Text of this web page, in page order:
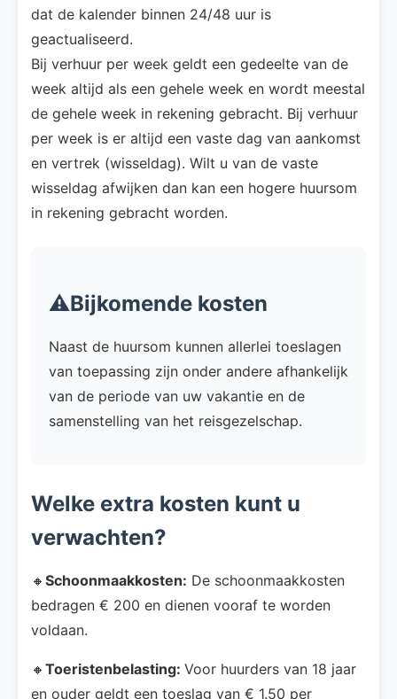
dat de kalender binnen 24/48 uur is
geactualiseerd.
Bij verhuur per week geldt een gedeelte van de
week altijd als een gehele week en wordt meestal
de gehele week in rekening gebracht. Bij verhuur
per week is er altijd een vaste dag van aankomst
en vertrek (wisseldag). Wilt u van de vaste
wisseldag afwijken dan kan een hogere huursom
in rekening gebracht worden.
⚠️Bijkomende kosten
Naast de huursom kunnen allerlei toeslagen
van toepassing zijn onder andere afhankelijk
van de periode van uw vakantie en de
samenstelling van het reisgezelschap.
Welke extra kosten kunt u
verwachten?
🔸 Schoonmaakkosten: De schoonmaakkosten
bedragen € 200 en dienen vooraf te worden
voldaan.
🔸 Toeristenbelasting: Voor huurders van 18 jaar
en ouder geldt een toeslag van € 1.50 per